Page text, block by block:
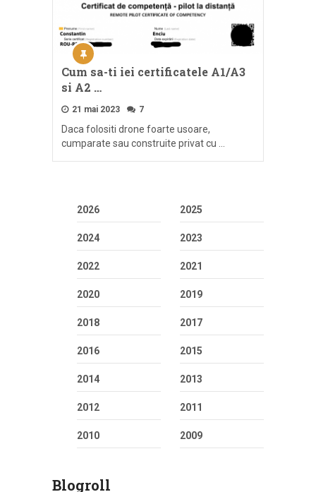
Cum sa-ti iei certificatele A1/A3
si A2 …
21 mai 2023 7
Daca folositi drone foarte usoare,
cumparate sau construite privat cu …
2026 2025
2024 2023
2022 2021
2020 2019
2018 2017
2016 2015
2014 2013
2012 2011
2010 2009
Blogroll